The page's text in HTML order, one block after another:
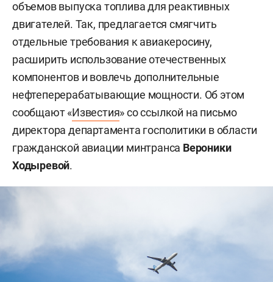
объемов выпуска топлива для реактивных
двигателей. Так, предлагается смягчить
отдельные требования к авиакеросину,
расширить использование отечественных
компонентов и вовлечь дополнительные
нефтеперерабатывающие мощности. Об этом
сообщают «Известия» со ссылкой на письмо
директора департамента госполитики в области
гражданской авиации минтранса Вероники
Ходыревой.